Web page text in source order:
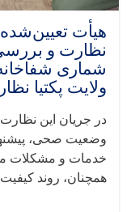
هیأت
نظارت و
شماری
ولایت پکتیا
در جریان این
وضعیت صحی،
خدمات و مشکلات
همچنان، روند